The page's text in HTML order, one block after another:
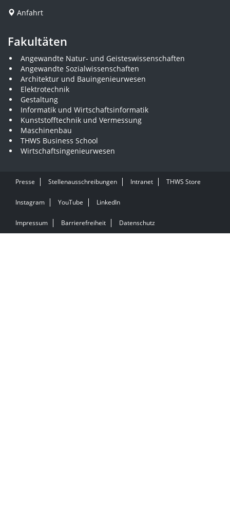
Anfahrt
Fakultäten
Angewandte Natur- und Geisteswissenschaften
Angewandte Sozialwissenschaften
Architektur und Bauingenieurwesen
Elektrotechnik
Gestaltung
Informatik und Wirtschaftsinformatik
Kunststofftechnik und Vermessung
Maschinenbau
THWS Business School
Wirtschaftsingenieurwesen
Presse Stellenausschreibungen Intranet THWS Store
Instagram YouTube LinkedIn
Impressum Barrierefreiheit Datenschutz